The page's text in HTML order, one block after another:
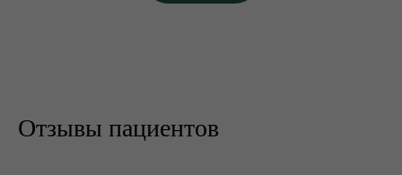
Отзывы пациентов